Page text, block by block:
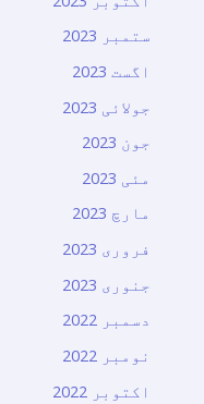
ستمبر 2023
اگست 2023
جولائی 2023
جون 2023
مئی 2023
مارچ 2023
فروری 2023
جنوری 2023
دسمبر 2022
نومبر 2022
اکتوبر 2022